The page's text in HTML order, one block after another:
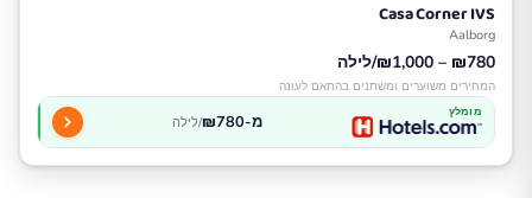
Casa Corner IVS
Aalborg
₪780 – ₪1,000/לילה
המחירים משוערים ומשתנים בהתאם לעונה
מומלץ מ-₪780 /לילה